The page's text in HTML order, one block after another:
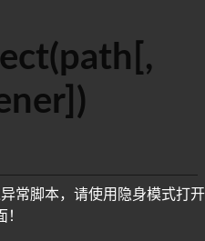
常脚本，请使用隐身模式打开
！